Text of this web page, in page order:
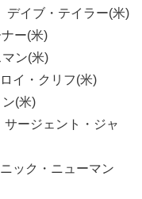
イブ・テイラー(米)
ー(米)
ン(米)
イ・クリフ(米)
(米)
ージェント・ジャ
ック・ニューマン